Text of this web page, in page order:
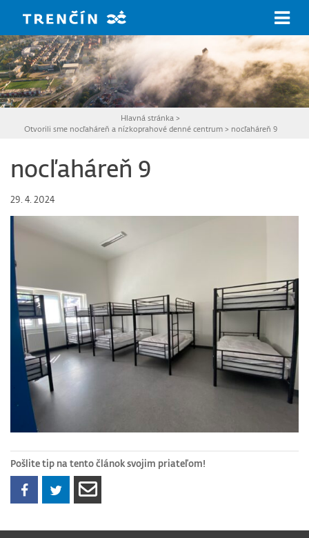
Hlavná stránka >
Otvorili sme nocľaháreň a nízkoprahové denné centrum> nocľaháreň 9
nocľaháreň 9
29. 4. 2024
Pošlite tip na tento článok svojim priateľom!